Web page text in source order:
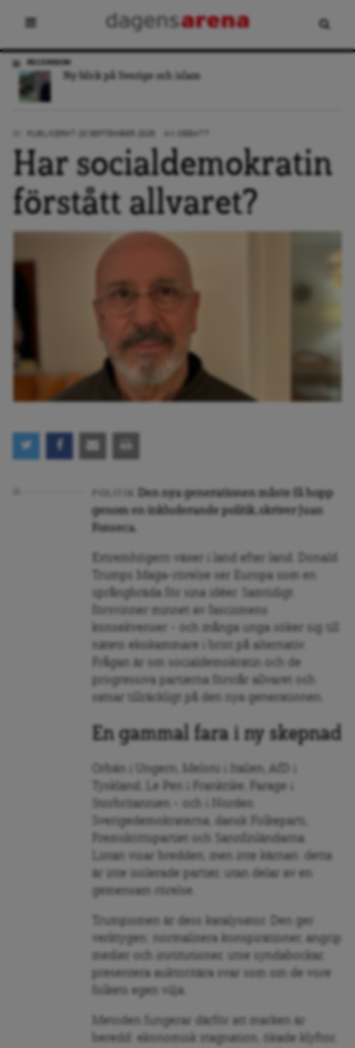
RECENSION
Ny blick på Sverige och islam
Har socialdemokratin
förstått allvaret?
Den nya generationen måste få hopp
genom en inkluderande politik, skriver Juan
Fonseca.
Extremhögern växer i land efter land. Donald
Trumps Maga-rörelse ser Europa som en
språngbräda för sina idéer. Samtidigt
försvinner minnet av fascismens
konsekvenser – och många unga söker sig till
nätets ekokammare i brist på alternativ.
Frågan är om socialdemokratin och de
progressiva partierna förstår allvaret och
satsar tillräckligt på den nya generationen.
En gammal fara i ny skepnad
Orbán i Ungern, Meloni i Italien, AfD i
Tyskland, Le Pen i Frankrike, Farage i
Storbritannien – och i Norden
Sverigedemokraterna, dansk Folkeparti,
Fremskrittspartiet och Sannfinländarna.
Listan visar bredden, men inte kärnan: detta
är inte isolerade partier, utan delar av en
gemensam rörelse.
Trumpismen är dess katalysator. Den ger
verktygen: normalisera konspirationer, angrip
medier och institutioner, utse syndabockar,
presentera auktoritära svar som om de vore
folkets egen vilja.
Metoden fungerar därför att marken är
beredd: ekonomisk stagnation, ökade klyftor,